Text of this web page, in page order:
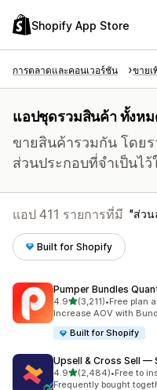
Shopify App Store
การตลาดและคอนเวอร์ชัน ขายเ
แอปชุดรวมสินค้า ทั้งห
ขายสินค้ารวมกัน โดย
ส่วนประกอบที่จำเป็นไว้
แอป 411 รายการที่มี ส่วน
Built for Shopify
Pumper Bundles
4.9เต็ม 5 ดาว
(3,211)
ทั้งหมด 3211 รีวิว
•Free plan
Increase AOV with
Built for Shopify
Upsell & Cross Sell —
4.9เต็ม 5 ดาว
(2,484)
ทั้งหมด 2484 รีวิว
•Free to
Frequently bought